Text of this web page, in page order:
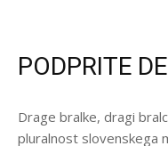
PODPRITE
Drage bralke, dragi
pluralnost slovenskega